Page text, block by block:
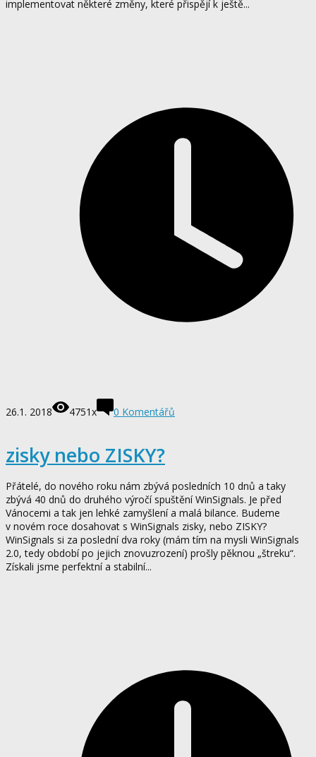
implementovat některé změny, které přispějí k ještě...
26.1. 2018 4751x 0 Komentářů
zisky nebo ZISKY?
Přátelé, do nového roku nám zbývá posledních 10 dnů a taky
zbývá 40 dnů do druhého výročí spuštění WinSignals. Je před
Vánocemi a tak jen lehké zamyšlení a malá bilance. Budeme
v novém roce dosahovat s WinSignals zisky, nebo ZISKY?
WinSignals si za poslední dva roky (mám tím na mysli WinSignals
2.0, tedy období po jejich znovuzrození) prošly pěknou „štreku“.
Získali jsme perfektní a stabilní...